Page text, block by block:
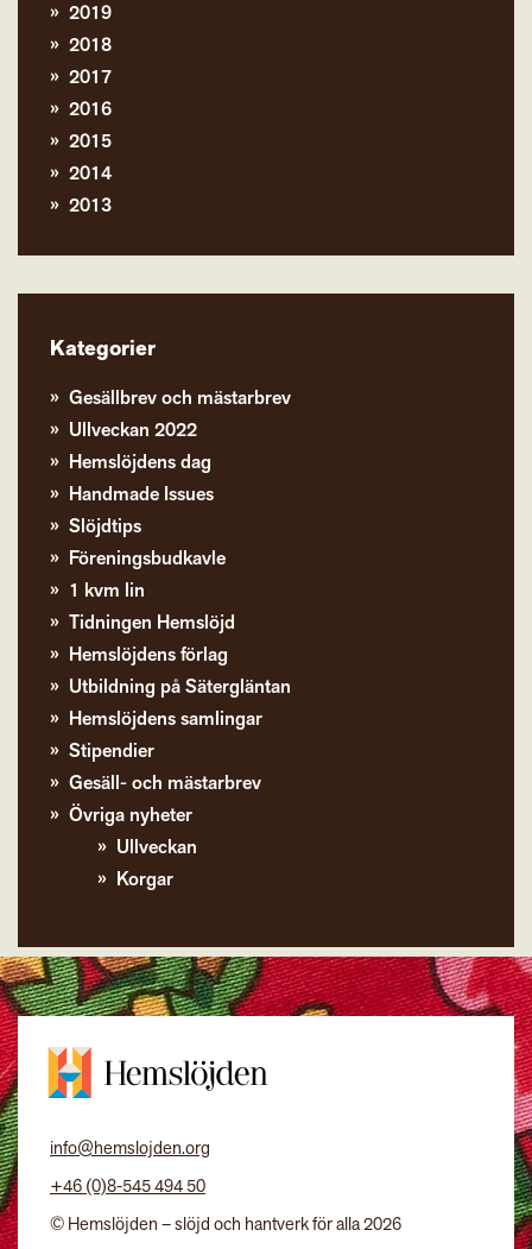
2019
2018
2017
2016
2015
2014
2013
Kategorier
Gesällbrev och mästarbrev
Ullveckan 2022
Hemslöjdens dag
Handmade Issues
Slöjdtips
Föreningsbudkavle
1 kvm lin
Tidningen Hemslöjd
Hemslöjdens förlag
Utbildning på Sätergläntan
Hemslöjdens samlingar
Stipendier
Gesäll- och mästarbrev
Övriga nyheter
Ullveckan
Korgar
info@hemslojden.org
+46 (0)8-545 494 50
© Hemslöjden – slöjd och hantverk för alla 2026